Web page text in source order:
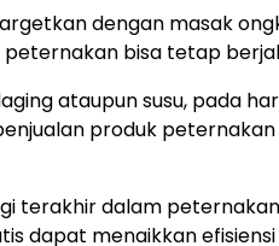
dengan masak
bisa tetap
ataupun susu, pada
produk peternakan
terakhir dalam
dapat menaikkan